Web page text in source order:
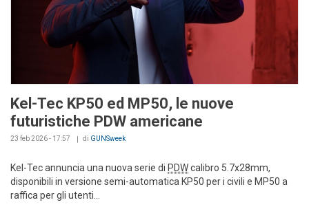
Kel-Tec KP50 ed MP50, le nuove
futuristiche PDW americane
23 feb 2026 - 17:57 di GUNSweek
Kel-Tec annuncia una nuova serie di PDWcalibro 5.7x28mm,
disponibili in versione semi-automatica KP50 per i civili e MP50 a
raffica per gli utenti...